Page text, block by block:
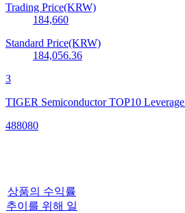
Trading Price(KRW)
184,660
Standard Price(KRW)
184,056.36
3
TIGER Semiconductor TOP10
488080
상품의 수익률
추이를 위해 일